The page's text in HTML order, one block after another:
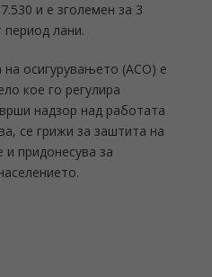
и е зголемен за 3
лани.
на осигурувањето (АСО) е
кое го регулира
надзор над работата
се грижи за заштита на
и придонесува за